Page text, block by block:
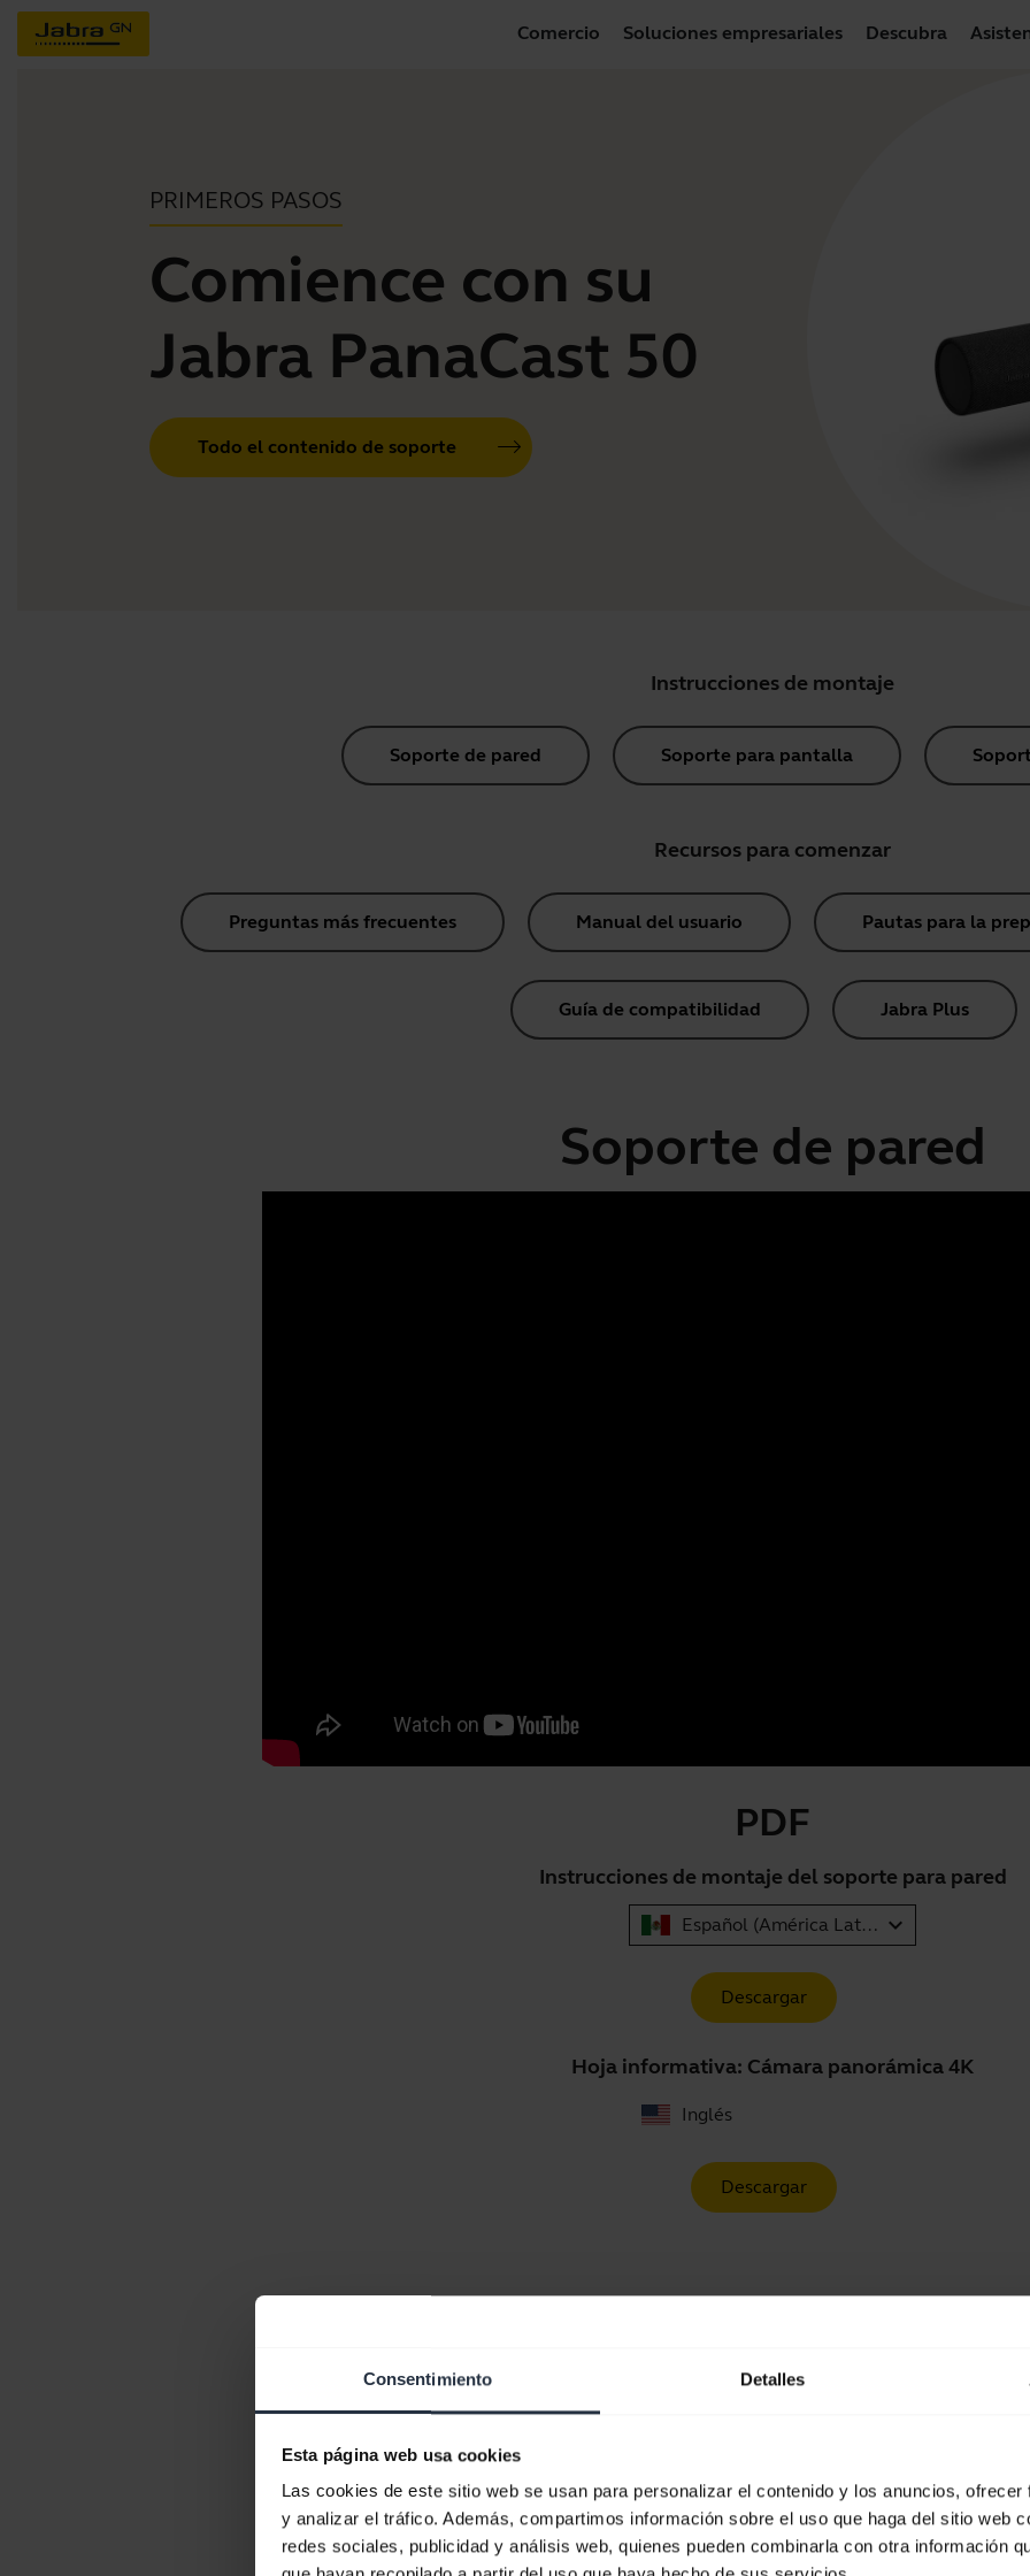
Consentimiento Detalles
Esta página web usa cookies
Las cookies de este sitio web se usan para personalizar el contenido y los anuncios,
y analizar el tráfico. Además, compartimos información sobre el uso que haga del sitio web
redes sociales, publicidad y análisis web, quienes pueden combinarla con otra información
Comercio Soluciones empresariales Descubra
PRIMEROS PASOS
Comience con su
Jabra PanaCast 50
Todo el contenido de soporte
Instrucciones de montaje
Soporte de pared Soporte para pantalla
Recursos para comenzar
Preguntas más frecuentes Manual del usuario Pautas para la
Guía de compatibilidad Jabra Plus
Soporte de pared
PDF
Instrucciones de montaje del soporte para pared
Español (América Latina) expand_more
Descargar
Hoja informativa: Cámara panorámica 4K
Inglés
Descargar